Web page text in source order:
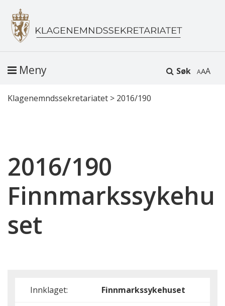
Søk A
Meny
Klagenemndssekretariatet > 2016/190
2016/190
Finnmarkssykehu
set
Innklaget: Finnmarkssykehuset